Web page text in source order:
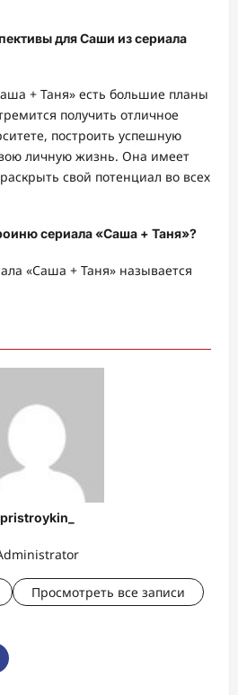
для Саши из сериала
+ Таня» есть большие планы
получить отличное
построить успешную
личную жизнь. Она имеет
свой потенциал во всех
сериала «Саша + Таня»?
«Саша + Таня» называется
pristroykin_
Просмотреть все записи